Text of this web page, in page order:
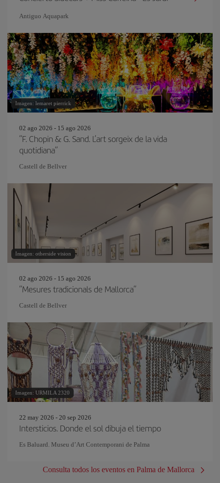
Antiguo Aquapark
Imagen: lemaret pierrick
02 ago 2026 - 15 ago 2026
“F. Chopin & G. Sand. L’art sorgeix de la vida
quotidiana”
Castell de Bellver
Imagen: otherside vision
02 ago 2026 - 15 ago 2026
“Mesures tradicionals de Mallorca”
Castell de Bellver
Imagen: URMILA 2320
22 may 2026 - 20 sep 2026
Intersticios. Donde el sol dibuja el tiempo
Es Baluard. Museu d’Art Contemporani de Palma
Consulta todos los eventos en Palma de Mallorca